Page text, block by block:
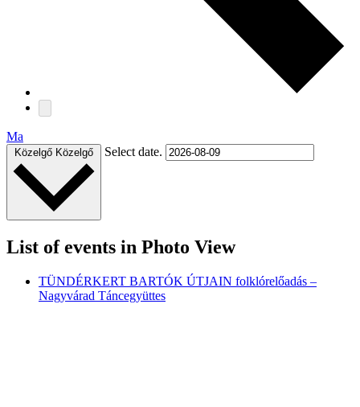
Ma
Közelgő Közelgő Select date.
List of events in Photo View
TÜNDÉRKERT BARTÓK ÚTJAIN folklórelőadás –
Nagyvárad Táncegyüttes